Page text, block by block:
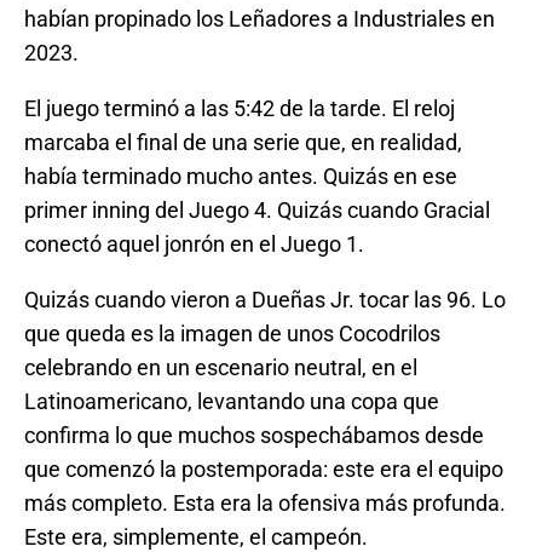
habían propinado los Leñadores a Industriales en
2023.
El juego terminó a las 5:42 de la tarde. El reloj
marcaba el final de una serie que, en realidad,
había terminado mucho antes. Quizás en ese
primer inning del Juego 4. Quizás cuando Gracial
conectó aquel jonrón en el Juego 1.
Quizás cuando vieron a Dueñas Jr. tocar las 96. Lo
que queda es la imagen de unos Cocodrilos
celebrando en un escenario neutral, en el
Latinoamericano, levantando una copa que
confirma lo que muchos sospechábamos desde
que comenzó la postemporada: este era el equipo
más completo. Esta era la ofensiva más profunda.
Este era, simplemente, el campeón.